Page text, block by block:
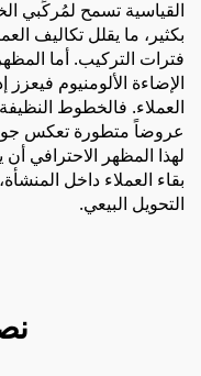
القياسية تسمح لمُركِّبي
بكثير، ما يقلل تكاليف
فترات التركيب. أما
الإضاءة الألومنيوم
العملاء. فالخطوط
عروضاً متطورة تعكس
لهذا المظهر الاحترافي
بقاء العملاء داخل
التحويل البيعي.